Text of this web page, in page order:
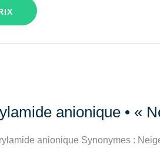
anionique • «
anionique Synonymes :